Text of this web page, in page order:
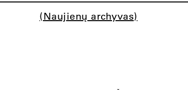
(Naujienų archyvas)